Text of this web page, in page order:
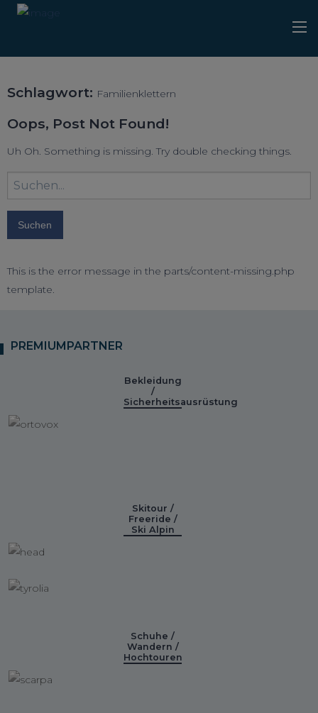
Schlagwort: Familienklettern
Oops, Post Not Found!
Uh Oh. Something is missing. Try double checking things.
Suchbegriff
eingeben:
This is the error message in the parts/content-missing.php
template.
PREMIUMPARTNER
Bekleidung
/
Sicherheitsausrüstung
Skitour /
Freeride /
Ski Alpin
Schuhe /
Wandern /
Hochtouren